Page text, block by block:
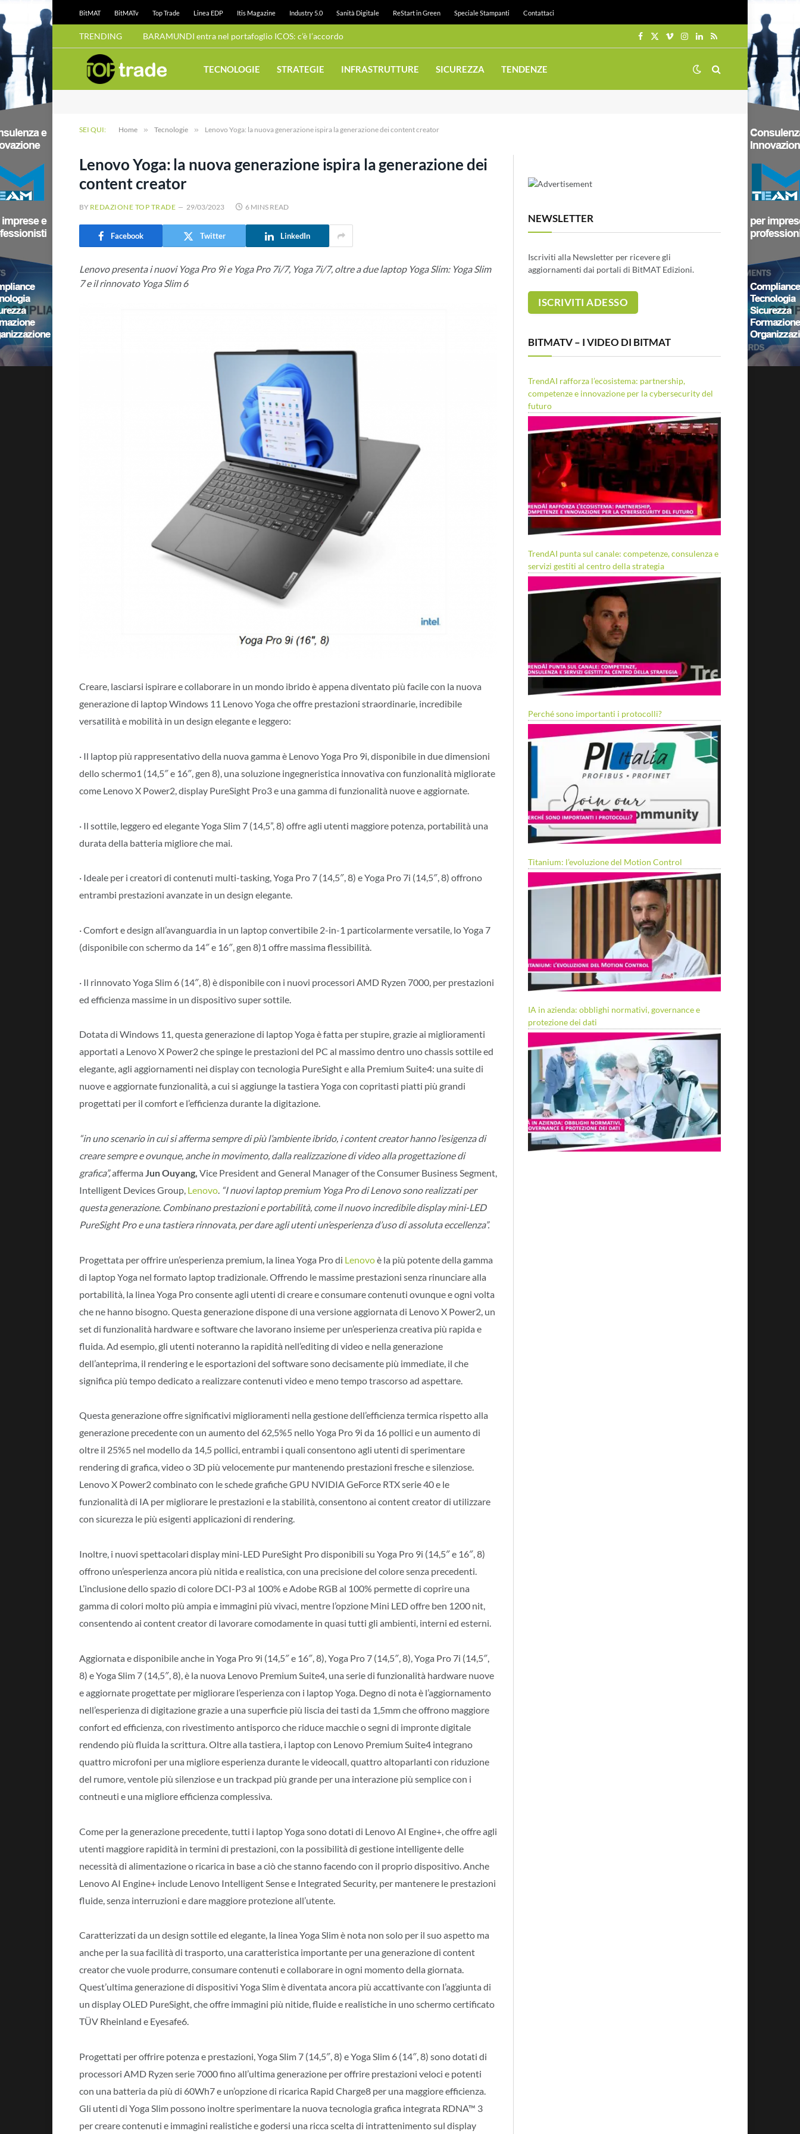
BitMAT BitMATv Top Trade Linea EDP Itis Magazine Industry 5.0 Sanità Digitale ReStart in Green Speciale Stampanti Contattaci
TRENDING
Facebook
X
VimeoInstagram
LinkedIn
RSS
TECNOLOGIE STRATEGIE INFRASTRUTTURE SICUREZZA TENDENZE
SEI QUI: Home » Tecnologie » Lenovo Yoga: la nuova generazione ispira la generazione dei content creator
Lenovo Yoga: la nuova generazione ispira la generazione dei
content creator
BY REDAZIONE TOP TRADE 29/03/2023 6 MINS READ
Facebook Twitter LinkedIn
Lenovo presenta i nuovi Yoga Pro 9i e Yoga Pro 7i/7, Yoga 7i/7, oltre a due laptop Yoga Slim: Yoga Slim
7 e il rinnovato Yoga Slim 6
Creare, lasciarsi ispirare e collaborare in un mondo ibrido è appena diventato più facile con la nuova
generazione di laptop Windows 11 Lenovo Yoga che offre prestazioni straordinarie, incredibile
versatilità e mobilità in un design elegante e leggero:
· Il laptop più rappresentativo della nuova gamma è Lenovo Yoga Pro 9i, disponibile in due dimensioni
dello schermo1 (14,5″ e 16″, gen 8), una soluzione ingegneristica innovativa con funzionalità migliorate
come Lenovo X Power2, display PureSight Pro3 e una gamma di funzionalità nuove e aggiornate.
· Il sottile, leggero ed elegante Yoga Slim 7 (14,5”, 8) offre agli utenti maggiore potenza, portabilità una
durata della batteria migliore che mai.
· Ideale per i creatori di contenuti multi-tasking, Yoga Pro 7 (14,5″, 8) e Yoga Pro 7i (14,5″, 8) offrono
entrambi prestazioni avanzate in un design elegante.
· Comfort e design all’avanguardia in un laptop convertibile 2-in-1 particolarmente versatile, lo Yoga 7
(disponibile con schermo da 14″ e 16″, gen 8)1 offre massima flessibilità.
· Il rinnovato Yoga Slim 6 (14″, 8) è disponibile con i nuovi processori AMD Ryzen 7000, per prestazioni
ed efficienza massime in un dispositivo super sottile.
Dotata di Windows 11, questa generazione di laptop Yoga è fatta per stupire, grazie ai miglioramenti
apportati a Lenovo X Power2 che spinge le prestazioni del PC al massimo dentro uno chassis sottile ed
elegante, agli aggiornamenti nei display con tecnologia PureSight e alla Premium Suite4: una suite di
nuove e aggiornate funzionalità, a cui si aggiunge la tastiera Yoga con copritasti piatti più grandi
progettati per il comfort e l’efficienza durante la digitazione.
“in uno scenario in cui si afferma sempre di più l’ambiente ibrido, i content creator hanno l’esigenza di
creare sempre e ovunque, anche in movimento, dalla realizzazione di video alla progettazione di
grafica”,afferma Jun Ouyang, Vice President and General Manager of the Consumer Business Segment,
Intelligent Devices Group, Lenovo. “I nuovi laptop premium Yoga Pro di Lenovo sono realizzati per
questa generazione. Combinano prestazioni e portabilità, come il nuovo incredibile display mini-LED
PureSight Pro e una tastiera rinnovata, per dare agli utenti un’esperienza d’uso di assoluta eccellenza”.
Progettata per offrire un’esperienza premium, la linea Yoga Pro di Lenovoè la più potente della gamma
di laptop Yoga nel formato laptop tradizionale. Offrendo le massime prestazioni senza rinunciare alla
portabilità, la linea Yoga Pro consente agli utenti di creare e consumare contenuti ovunque e ogni volta
che ne hanno bisogno. Questa generazione dispone di una versione aggiornata di Lenovo X Power2, un
set di funzionalità hardware e software che lavorano insieme per un’esperienza creativa più rapida e
fluida. Ad esempio, gli utenti noteranno la rapidità nell’editing di video e nella generazione
dell’anteprima, il rendering e le esportazioni del software sono decisamente più immediate, il che
significa più tempo dedicato a realizzare contenuti video e meno tempo trascorso ad aspettare.
Questa generazione offre significativi miglioramenti nella gestione dell’efficienza termica rispetto alla
generazione precedente con un aumento del 62,5%5 nello Yoga Pro 9i da 16 pollici e un aumento di
oltre il 25%5 nel modello da 14,5 pollici, entrambi i quali consentono agli utenti di sperimentare
rendering di grafica, video o 3D più velocemente pur mantenendo prestazioni fresche e silenziose.
Lenovo X Power2 combinato con le schede grafiche GPU NVIDIA GeForce RTX serie 40 e le
funzionalità di IA per migliorare le prestazioni e la stabilità, consentono ai content creator di utilizzare
con sicurezza le più esigenti applicazioni di rendering.
Inoltre, i nuovi spettacolari display mini-LED PureSight Pro disponibili su Yoga Pro 9i (14,5″ e 16″, 8)
offrono un’esperienza ancora più nitida e realistica, con una precisione del colore senza precedenti.
L’inclusione dello spazio di colore DCI-P3 al 100% e Adobe RGB al 100% permette di coprire una
gamma di colori molto più ampia e immagini più vivaci, mentre l’opzione Mini LED offre ben 1200 nit,
consentendo ai content creator di lavorare comodamente in quasi tutti gli ambienti, interni ed esterni.
Aggiornata e disponibile anche in Yoga Pro 9i (14,5″ e 16″, 8), Yoga Pro 7 (14,5″, 8), Yoga Pro 7i (14,5″,
8) e Yoga Slim 7 (14,5″, 8), è la nuova Lenovo Premium Suite4, una serie di funzionalità hardware nuove
e aggiornate progettate per migliorare l’esperienza con i laptop Yoga. Degno di nota è l’aggiornamento
nell’esperienza di digitazione grazie a una superficie più liscia dei tasti da 1,5mm che offrono maggiore
confort ed efficienza, con rivestimento antisporco che riduce macchie o segni di impronte digitale
rendendo più fluida la scrittura. Oltre alla tastiera, i laptop con Lenovo Premium Suite4 integrano
quattro microfoni per una migliore esperienza durante le videocall, quattro altoparlanti con riduzione
del rumore, ventole più silenziose e un trackpad più grande per una interazione più semplice con i
contneuti e una migliore efficienza complessiva.
Come per la generazione precedente, tutti i laptop Yoga sono dotati di Lenovo AI Engine+, che offre agli
utenti maggiore rapidità in termini di prestazioni, con la possibilità di gestione intelligente delle
necessità di alimentazione o ricarica in base a ciò che stanno facendo con il proprio dispositivo. Anche
Lenovo AI Engine+ include Lenovo Intelligent Sense e Integrated Security, per mantenere le prestazioni
fluide, senza interruzioni e dare maggiore protezione all’utente.
Caratterizzati da un design sottile ed elegante, la linea Yoga Slim è nota non solo per il suo aspetto ma
anche per la sua facilità di trasporto, una caratteristica importante per una generazione di content
creator che vuole produrre, consumare contenuti e collaborare in ogni momento della giornata.
Quest’ultima generazione di dispositivi Yoga Slim è diventata ancora più accattivante con l’aggiunta di
un display OLED PureSight, che offre immagini più nitide, fluide e realistiche in uno schermo certificato
TÜV Rheinland e Eyesafe6.
Progettati per offrire potenza e prestazioni, Yoga Slim 7 (14,5″, 8) e Yoga Slim 6 (14″, 8) sono dotati di
processori AMD Ryzen serie 7000 fino all’ultima generazione per offrire prestazioni veloci e potenti
con una batteria da più di 60Wh7 e un’opzione di ricarica Rapid Charge8 per una maggiore efficienza.
Gli utenti di Yoga Slim possono inoltre sperimentare la nuova tecnologia grafica integrata RDNA™ 3
per creare contenuti e immagini realistiche e godersi una ricca scelta di intrattenimento sul display
NEWSLETTER
Iscriviti alla Newsletter per ricevere gli
aggiornamenti dai portali di BitMAT Edizioni.
BITMATV – I VIDEO DI BITMAT
TrendAI rafforza l’ecosistema: partnership,
competenze e innovazione per la cybersecurity del
futuro
TrendAI punta sul canale: competenze, consulenza e
servizi gestiti al centro della strategia
Perché sono importanti i protocolli?
Titanium: l’evoluzione del Motion Control
IA in azienda: obblighi normativi, governance e
protezione dei dati